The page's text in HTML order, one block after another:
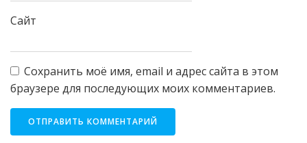
Сайт
Сохранить моё имя, email и адрес сайта в этом
браузере для последующих моих комментариев.